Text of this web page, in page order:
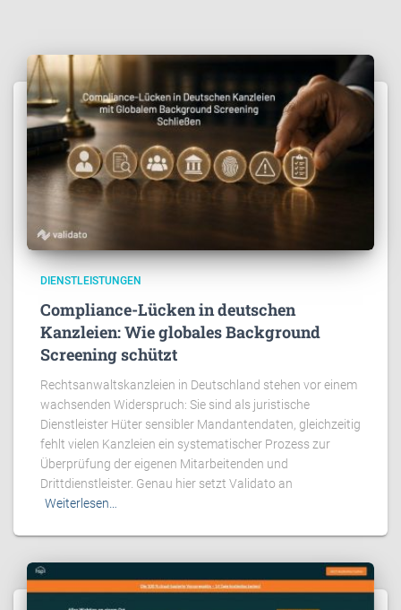
DIENSTLEISTUNGEN
Compliance-Lücken in deutschen
Kanzleien: Wie globales Background
Screening schützt
Rechtsanwaltskanzleien in Deutschland stehen vor einem
wachsenden Widerspruch: Sie sind als juristische
Dienstleister Hüter sensibler Mandantendaten, gleichzeitig
fehlt vielen Kanzleien ein systematischer Prozess zur
Überprüfung der eigenen Mitarbeitenden und
Drittdienstleister. Genau hier setzt Validato an
Weiterlesen…